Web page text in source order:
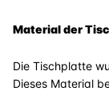
Material der
Die Tischplatte
Dieses Material